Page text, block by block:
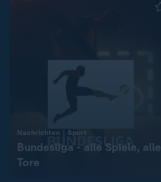
Nachrichten | Sport
Bundesliga - alle Spiele, alle
Tore